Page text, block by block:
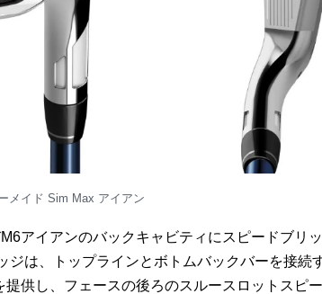
メイド Sim Max アイアン
アイアンのバックキャビティにスピードブリ
ジは、トップラインとボトムバックバーを接続
供し、フェースの後ろのスルースロットスピ